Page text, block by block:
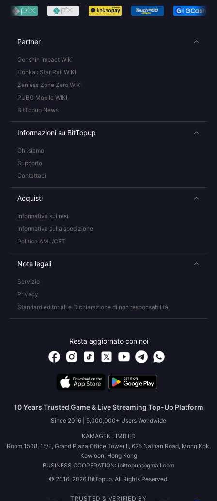
Partner
Genshin Impact Wiki
Honkai: Star Rail WIKI
Zenless Zone Zero WIKI
PUBG Mobile WIKI
BitTopup News
Informazioni su BitTopup
Chi siamo
Supporto
Contattaci
Acquisti
Informativa sui resi
Informativa sulla spedizione
Politica AML/CFT
Note legali
Servizio
Privacy
Standard editoriali e Dichiarazione di non responsabilità
Resta aggiornato con noi
10 Years Trusted Game & Live Streaming Top-Up Platform
Since 2016 | 5,000,000+ Users Worldwide
KAMAGEN LIMITED
Room 1508, 15/F, Grand Plaza Office Tower II, 625 Nathan Road, Mong Kok,
Kowloon, Hong Kong
BUSINESS COOPERATION: ibittopup@gmail.com
© 2016-2026 BitTopup. All Rights Reserved.
TRUSTED & VERIFIED BY